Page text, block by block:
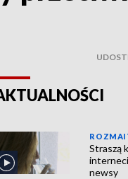
Straszą
newsy